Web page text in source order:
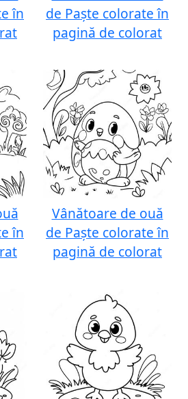
în
de Paște colorate în
pagină de colorat
în
Vânătoare de ouă
de Paște colorate în
pagină de colorat